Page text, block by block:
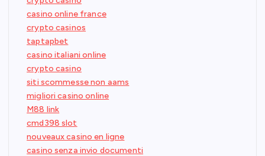
casino online france
crypto casinos
taptapbet
casino italiani online
crypto casino
siti scommesse non aams
migliori casino online
M88 link
cmd398 slot
nouveaux casino en ligne
casino senza invio documenti